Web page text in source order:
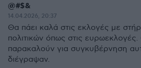
@#$&
14.04.2026, 20:37
Θα πάει καλά στις εκλογές με
πολιτικών όπως στις
παρακαλούν για συγκυβέρνηση
διέγραψαν.